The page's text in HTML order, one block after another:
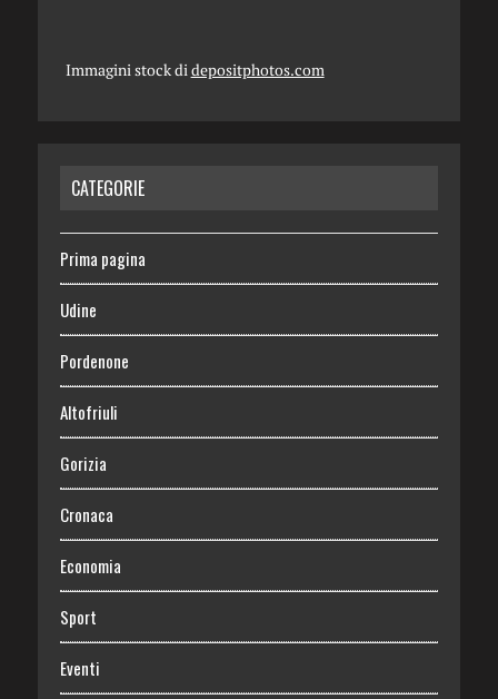
Immagini stock didepositphotos.com
CATEGORIE
Prima pagina
Udine
Pordenone
Altofriuli
Gorizia
Cronaca
Economia
Sport
Eventi